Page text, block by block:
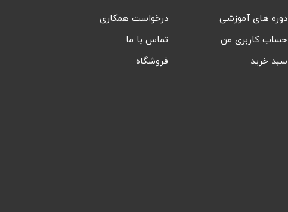
دوره های آموزشی
درخواست همکاری
حساب کاربری من
تماس با ما
سبد خرید
فروشگاه